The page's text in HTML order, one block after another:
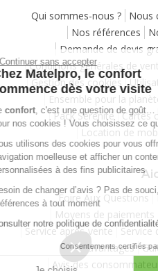
Qui sommes-nous ? Nous
Nos références
Demande de devis
Conditions générales de
Gestion des cookies
Ensemble pour la
Pack Sérénité
Cartes
Location de
Foire Aux Questions
Moyens de paiements
Service après-vente
Service
Vos avantages
Avis des
Continuer sans accepter
Chez Matelpro, le
commence dès votre
Leconfort, c'est une question de
pour nos cookies ! Vous choisissez
Nous utilisons des cookies pour
navigation moelleuse et afficher un
personnalisées à des fins
Besoin de changer d’avis ? Pas de
préférences à tout moment
Consulter notre politique de
Consentements